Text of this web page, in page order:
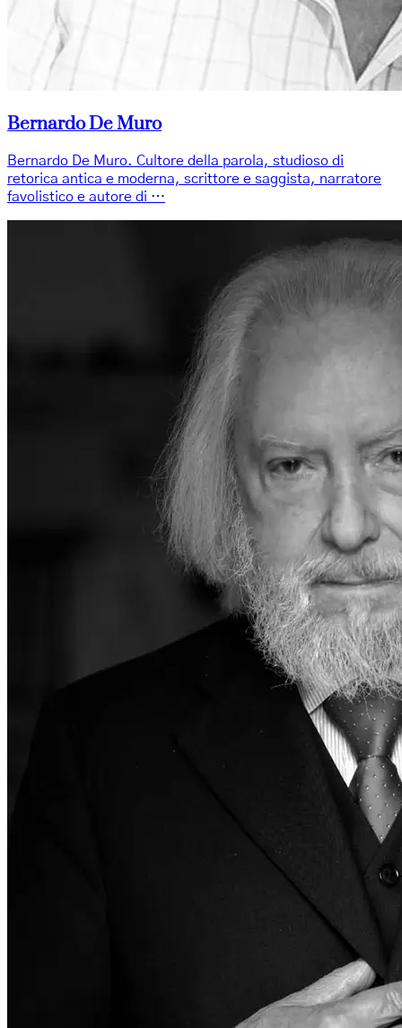
Bernardo De Muro
Bernardo De Muro. Cultore della parola, studioso di
retorica antica e moderna, scrittore e saggista, narratore
favolistico e autore di …